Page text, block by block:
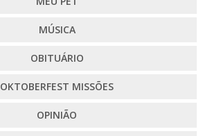
MÚSICA
OBITUÁRIO
OKTOBERFEST MISSÕES
OPINIÃO